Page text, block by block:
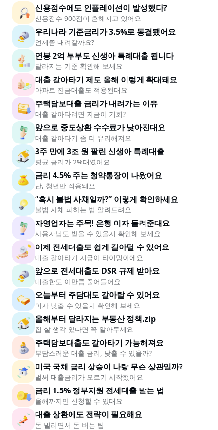
신용점수에도 인플레이션이 발생했다?
신용점수 900점이 흔해지고 있어요
우리나라 기준금리가 3.5%로 동결됐어요
언제쯤 내려갈까요?
연봉 2억 부부도 신생아 특례대출 됩니다
달라지는 기준 확인해 보세요
대출 갈아타기 제도 올해 이렇게 확대돼요
아파트 잔금대출도 적용된대요
주택담보대출 금리가 내려가는 이유
대출 갈아타려면 지금이 기회?
앞으로 중도상환 수수료가 낮아진대요
대출 갈아타기 좀 더 유리해져요
3주 만에 3조 원 팔린 신생아 특례대출
평균 금리가 2%대였어요
금리 4.5% 주는 청약통장이 나왔어요
단, 청년만 적용돼요
“혹시 불법 사채일까?” 이렇게 확인하세요
불법 사채 피하는 법 알려드려요
자영업자는 주목! 은행 이자 돌려준대요
사용자님도 받을 수 있을지 확인해 보세요
이제 전세대출도 쉽게 갈아탈 수 있어요
대출 갈아타기 지금이 타이밍이에요
앞으로 전세대출도 DSR 규제 받아요
대출한도 이만큼 줄어들어요
오늘부터 주담대도 갈아탈 수 있어요
이자 낮출 수 있을지 확인해 보세요
올해부터 달라지는 부동산 정책.zip
집 살 생각 있다면 꼭 알아두세요
주택담보대출도 갈아타기 가능해져요
부담스러운 대출 금리, 낮출 수 있을까?
미국 국채 금리 상승이 나랑 무슨 상관일까?
벌써 대출금리가 오르기 시작했어요
금리 1.5% 정부지원 전세대출 받는 법
올해까지만 신청할 수 있대요
대출 상환에도 전략이 필요해요
돈 빌리면서 돈 버는 팁